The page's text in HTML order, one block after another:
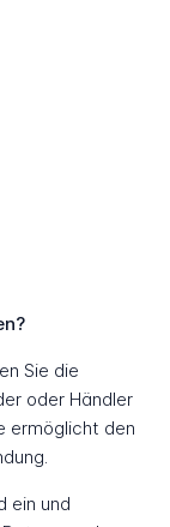
Sie die
oder Händler
ermöglicht den
ein und